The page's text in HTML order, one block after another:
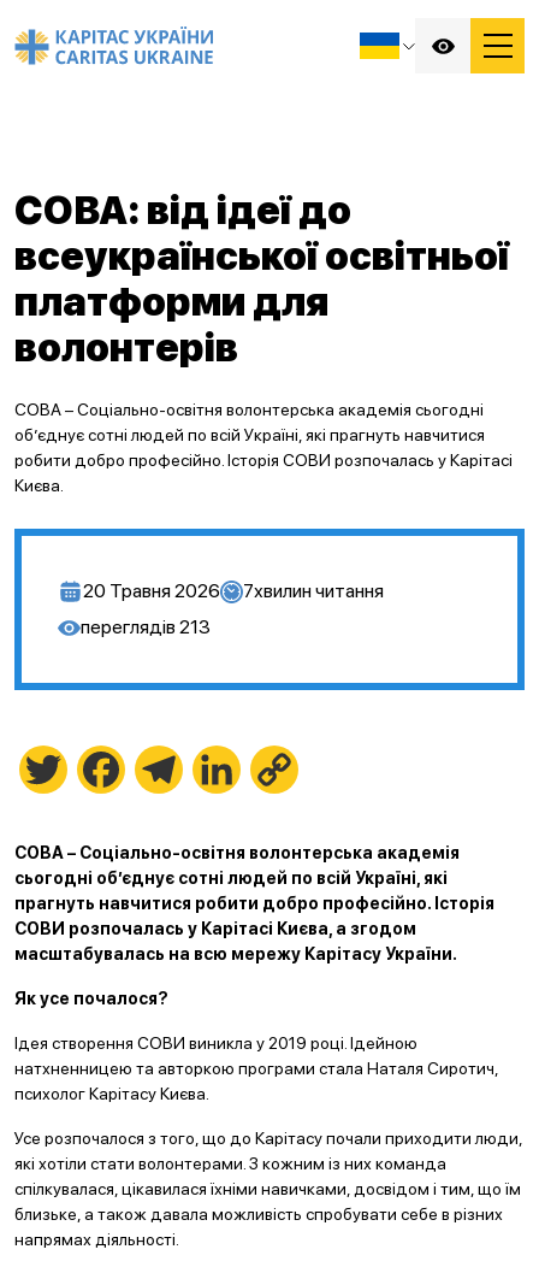
СОВА: від ідеї до
всеукраїнської освітньої
платформи для
волонтерів
СОВА – Соціально-освітня волонтерська академія сьогодні
об’єднує сотні людей по всій Україні, які прагнуть навчитися
робити добро професійно. Історія СОВИ розпочалась у Карітасі
Києва.
20 Травня 2026 7хвилин читання
переглядів 213
Twitter FacebookTelegramLinkedIn
СОВА – Соціально-освітня волонтерська академія
сьогодні об’єднує сотні людей по всій Україні, які
прагнуть навчитися робити добро професійно. Історія
СОВИ розпочалась у Карітасі Києва, а згодом
масштабувалась на всю мережу Карітасу України.
Як усе почалося?
Ідея створення СОВИ виникла у 2019 році. Ідейною
натхненницею та авторкою програми стала Наталя Сиротич,
психолог Карітасу Києва.
Усе розпочалося з того, що до Карітасу почали приходити люди,
які хотіли стати волонтерами. З кожним із них команда
спілкувалася, цікавилася їхніми навичками, досвідом і тим, що їм
близьке, а також давала можливість спробувати себе в різних
напрямах діяльності.